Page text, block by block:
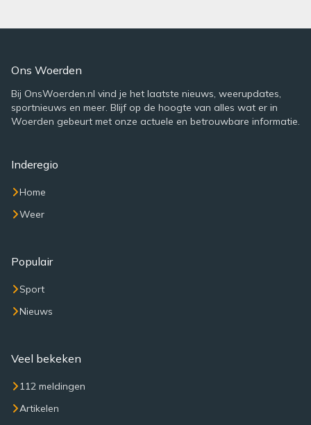
Ons Woerden
Bij OnsWoerden.nl vind je het laatste nieuws, weerupdates,
sportnieuws en meer. Blijf op de hoogte van alles wat er in
Woerden gebeurt met onze actuele en betrouwbare informatie.
Inderegio
Home
Weer
Populair
Sport
Nieuws
Veel bekeken
112 meldingen
Artikelen